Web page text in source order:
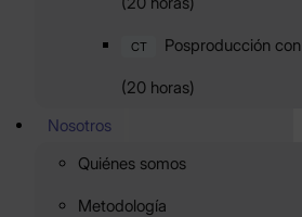
CT Posproducción
(20 horas)
Nosotros
Quiénes somos
Metodología